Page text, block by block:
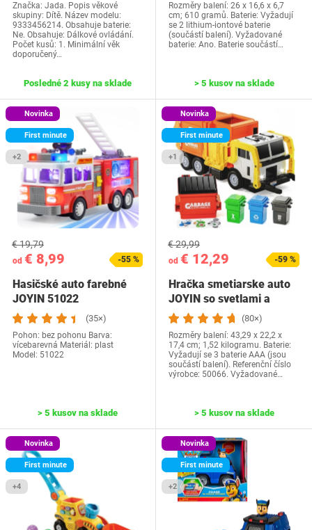
Značka: Jada. Popis věkové
skupiny: Dítě. Název modelu:
9333456214. Obsahuje baterie:
Ne. Obsahuje: Dálkové ovládání.
Počet kusů: 1. Minimální věk
doporučený…
Posledné 2 kusy na sklade
Rozměry balení: 26 x 16,6 x 6,7
cm; 610 gramů. Baterie: Vyžadují
se 2 lithium-iontové baterie
(součástí balení). Vyžadované
baterie: Ano. Baterie součástí…
> 5 kusov na sklade
Novinka
First minute
+2
od € 8,99
€ 19,79
-55 %
Hasičské auto farebné
JOYIN 51022
(35×)
Pohon: bez pohonu Barva:
vícebarevná Materiál: plast
Model: 51022
> 5 kusov na sklade
Novinka
First minute
+1
od € 12,29
€ 29,99
-59 %
Hračka smetiarske auto
JOYIN so svetlami a
zvukom, 40cm…(80×)
Rozměry balení: 43,29 x 22,2 x
17,4 cm; 1,52 kilogramu. Baterie:
Vyžadují se 3 baterie AAA (jsou
součástí balení). Referenční číslo
výrobce: 50066. Vyžadované…
> 5 kusov na sklade
Novinka
First minute
+4
Novinka
First minute
+2